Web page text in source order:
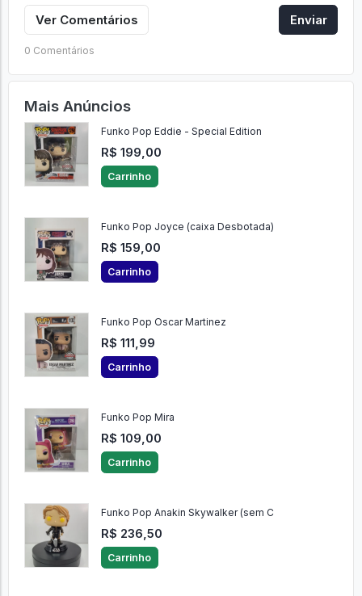
Ver Comentários Enviar
0 Comentários
Mais Anúncios
Funko Pop Eddie - Special Edition
R$ 199,00
Carrinho
Funko Pop Joyce (caixa Desbotada)
R$ 159,00
Carrinho
Funko Pop Oscar Martinez
R$ 111,99
Carrinho
Funko Pop Mira
R$ 109,00
Carrinho
Funko Pop Anakin Skywalker (sem C
R$ 236,50
Carrinho